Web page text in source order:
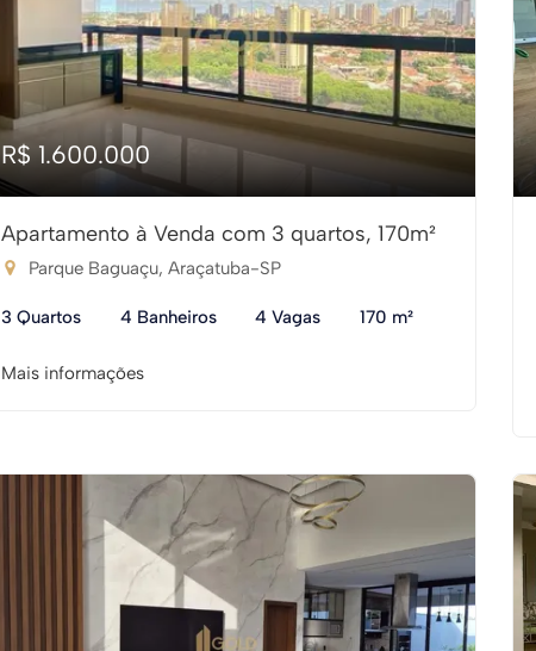
R$ 1.600.000
Apartamento à Venda com 3 quartos, 170m²
Parque Baguaçu, Araçatuba-SP
3 Quartos 4 Banheiros 4 Vagas 170 m²
Mais informações